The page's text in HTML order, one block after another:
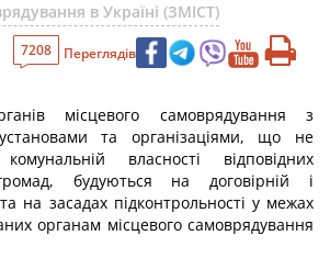
в Україні (ЗМІСТ)
7208 Переглядів
місцевого самоврядування з
та організаціями, що не
власності відповідних
будуються на договірній і
на засадах підконтрольності у межах
органам місцевого самоврядування